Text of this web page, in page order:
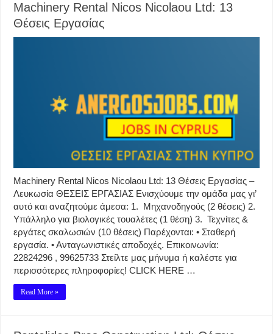
Machinery Rental Nicos Nicolaou Ltd: 13
Θέσεις Εργασίας
Machinery Rental Nicos Nicolaou Ltd: 13 Θέσεις Εργασίας –
Λευκωσία ΘΕΣΕΙΣ ΕΡΓΑΣΙΑΣ Ενισχύουμε την ομάδα μας γι’
αυτό και αναζητούμε άμεσα: 1. Μηχανοδηγούς (2 θέσεις) 2.
Υπάλληλο για βιολογικές τουαλέτες (1 θέση) 3. Τεχνίτες &
εργάτες σκαλωσιών (10 θέσεις) Παρέχονται: • Σταθερή
εργασία. • Ανταγωνιστικές αποδοχές. Επικοινωνία:
22824296 , 99625733 Στείλτε μας μήνυμα ή καλέστε για
περισσότερες πληροφορίες! CLICK HERE …
Read More »